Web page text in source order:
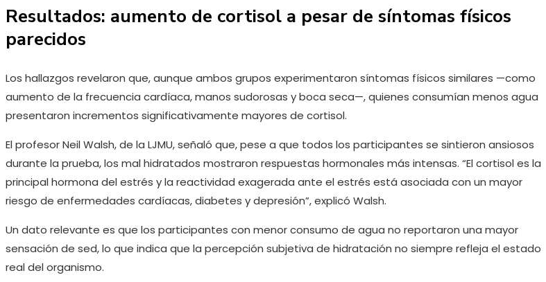
Resultados: aumento de cortisol a pesar de síntomas físicos
parecidos
Los hallazgos revelaron que, aunque ambos grupos experimentaron síntomas físicos similares —como
aumento de la frecuencia cardíaca, manos sudorosas y boca seca—, quienes consumían menos agua
presentaron incrementos significativamente mayores de cortisol.
El profesor Neil Walsh, de la LJMU, señaló que, pese a que todos los participantes se sintieron ansiosos
durante la prueba, los mal hidratados mostraron respuestas hormonales más intensas. “El cortisol es la
principal hormona del estrés y la reactividad exagerada ante el estrés está asociada con un mayor
riesgo de enfermedades cardíacas, diabetes y depresión”, explicó Walsh.
Un dato relevante es que los participantes con menor consumo de agua no reportaron una mayor
sensación de sed, lo que indica que la percepción subjetiva de hidratación no siempre refleja el estado
real del organismo.